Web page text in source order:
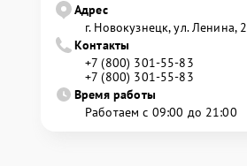
Адрес
г. Новокузнецк, ул. Ленина, 2
Контакты
+7 (800) 301-55-83
+7 (800) 301-55-83
Время работы
Работаем с 09:00 до 21:00